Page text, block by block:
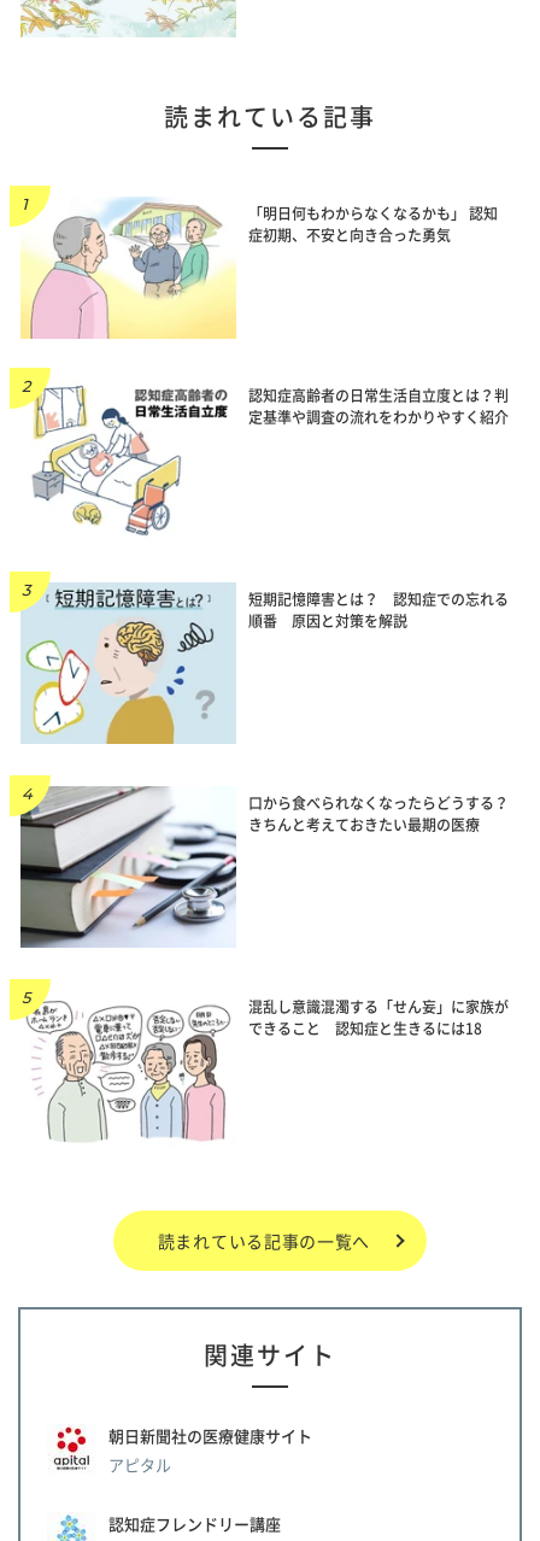
読まれている記事
「明日何もわからなくなるかも」 認知
症初期、不安と向き合った勇気
認知症高齢者の日常生活自立度とは？判
定基準や調査の流れをわかりやすく紹介
短期記憶障害とは？ 認知症での忘れる
順番 原因と対策を解説
口から食べられなくなったらどうする？
きちんと考えておきたい最期の医療
混乱し意識混濁する「せん妄」に家族が
できること 認知症と生きるには18
読まれている記事の一覧へ
関連サイト
朝日新聞社の医療健康サイト
アピタル
認知症フレンドリー講座